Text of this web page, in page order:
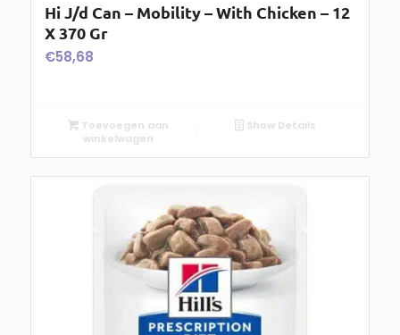
Hi J/d Can – Mobility – With Chicken – 12
X 370 Gr
€58,68
Toevoegen aan
winkelwagen
Show Details